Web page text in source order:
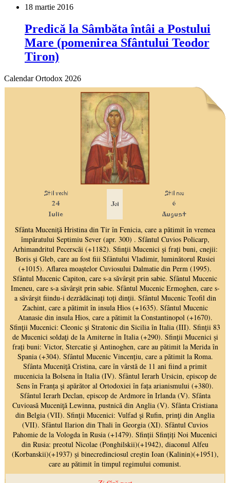
18 martie 2016
Predică la Sâmbăta întâi a Postului
Mare (pomenirea Sfântului Teodor
Tiron)
Calendar Ortodox 2026